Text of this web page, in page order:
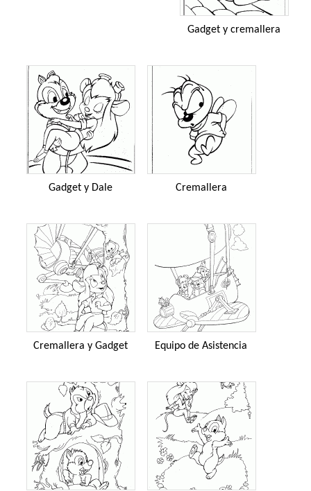
Gadget y cremallera
Gadget y Dale Cremallera
Cremallera y Gadget Equipo de Asistencia